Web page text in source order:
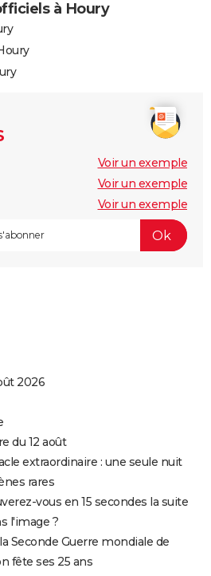
à Houry
Voir un exemple
Voir un exemple
Voir un exemple
2026
du 12 août
extraordinaire : une seule nuit
rares
vous en 15 secondes la suite
l'image ?
Seconde Guerre mondiale de
fête ses 25 ans